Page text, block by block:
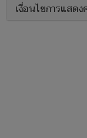
เงื่อนไขการแสด